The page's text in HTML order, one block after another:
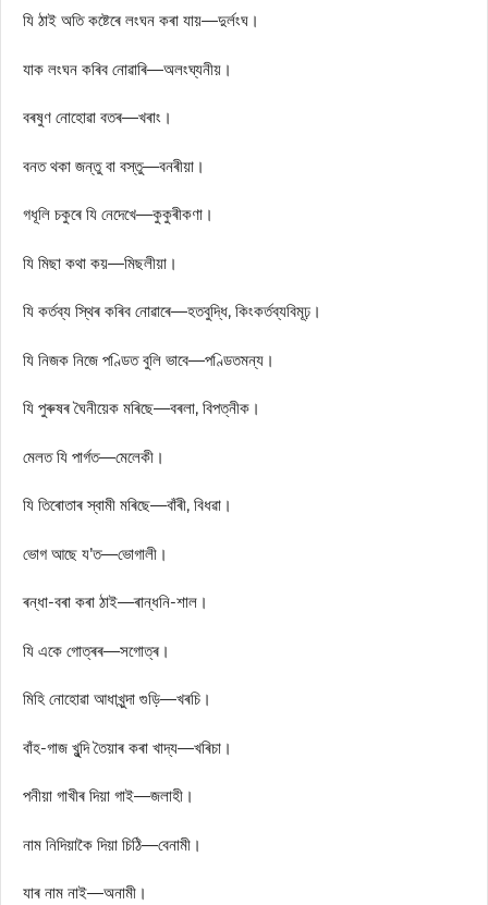
যি ঠাই অতি কষ্টেৰে লংঘন কৰা যায়—দুৰ্লংঘ।
যাক লংঘন কৰিব নোৱাৰি—অলংঘ্যনীয়।
বৰষুণ নোহোৱা বতৰ—খৰাং।
বনত থকা জন্তু বা বস্তু—বনৰীয়া।
গধূলি চকুৰে যি নেদেখে—কুকুৰীকণা।
যি মিছা কথা কয়—মিছলীয়া।
যি কৰ্তব্য স্থিৰ কৰিব নোৱাৰে—হতবুদ্ধি, কিংকৰ্তব্যবিমূঢ়।
যি নিজক নিজে পণ্ডিত বুলি ভাবে—পণ্ডিতমন্য।
যি পুৰুষৰ ঘৈনীয়েক মৰিছে—বৰলা, বিপত্নীক।
মেলত যি পাৰ্গত—মেলেকী।
যি তিৰোতাৰ স্বামী মৰিছে—বাঁৰী, বিধৱা।
ভোগ আছে য’ত—ভোগালী।
ৰন্ধা-বৰা কৰা ঠাই—ৰান্ধনি-শাল।
যি একে গোত্ৰৰ—সগোত্ৰ।
মিহি নোহোৱা আধাখুন্দা গুড়ি—খৰচি।
বাঁহ-গাজ খুন্দি তৈয়াৰ কৰা খাদ্য—খৰিচা।
পনীয়া গাখীৰ দিয়া গাই—জলাহী।
নাম নিদিয়াকৈ দিয়া চিঠি—বেনামী।
যাৰ নাম নাই—অনামী।